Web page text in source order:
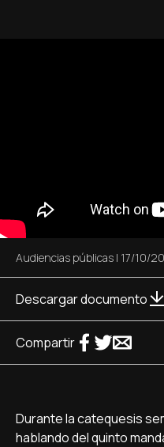
Audiencias públicas | 17/10/
Descargar documento
Compartir
Durante la catequesis
hablando del quinto